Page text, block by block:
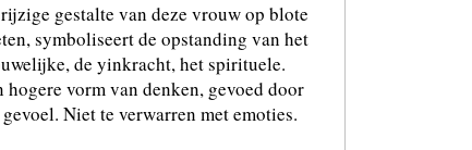
gestalte van deze vrouw op blote
symboliseert de opstanding van het
de yinkracht, het spirituele.
hogere vorm van denken, gevoed door
Niet te verwarren met emoties.